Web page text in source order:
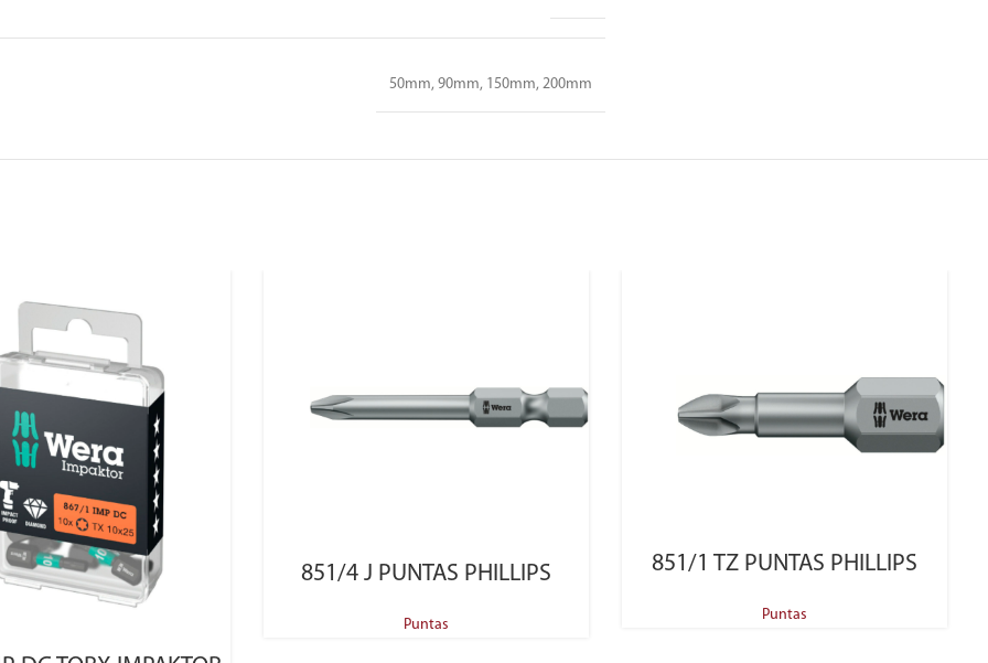
50mm, 90mm, 150mm, 200mm
851/4 J PUNTAS PHILLIPS
Puntas
851/1 TZ PUNTAS PHILLIPS
Puntas